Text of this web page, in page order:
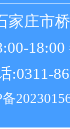
家庄市
18:00
:0311-